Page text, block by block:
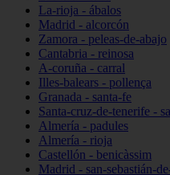
La-rioja - ábalos
Madrid - alcorcón
Zamora - peleas-de-abajo
Cantabria - reinosa
A-coruña - carral
Illes-balears - pollença
Granada - santa-fe
Santa-cruz-de-tenerife -
Almería - padules
Almería - rioja
Castellón - benicàssim
Madrid - san-sebastián-